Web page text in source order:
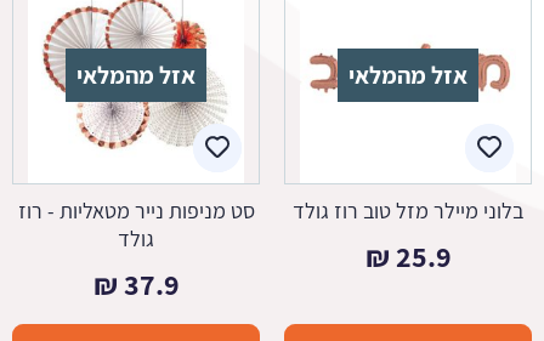
אזל מהמלאי
בלוני מיילר מזל טוב רוז גולד
25.9
₪
אזל מהמלאי
סט מניפות נייר מטאליות - רוז
גולד
37.9
₪